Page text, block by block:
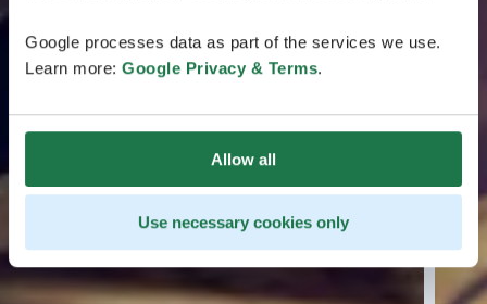
Google processes data as part of the services we use.
Learn more: Google Privacy & Terms.
Allow all
Use necessary cookies only